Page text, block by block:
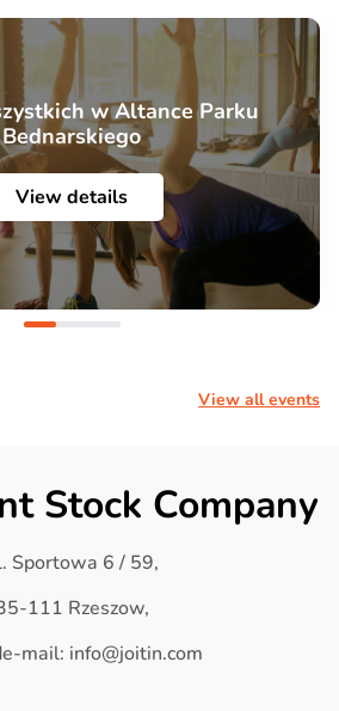
w Altance Parku
Bednarskiego
View details
View all events
Stock Company
Sportowa 6 / 59,
111 Rzeszow,
mail: info@joitin.com